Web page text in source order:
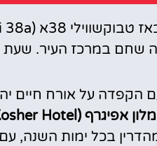
העיר. שעת צ'ק-אין 14:00, צ'ק-
על אורח חיים
מלון אפיגרף (EPIGRAPH Design Kosher Hotel)
בכל ימות השנה,